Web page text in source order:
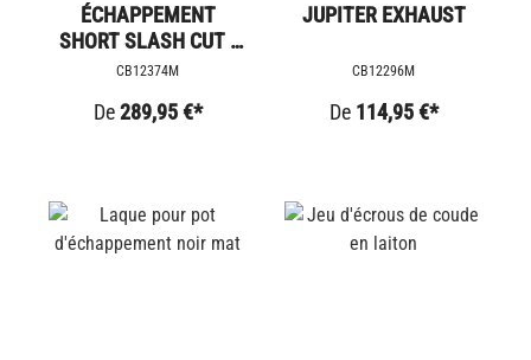
ÉCHAPPEMENT
SHORT SLASH CUT -
BOBBER / SPEEDM
CB12374M
De289,95 €*
JUPITER EXHAUST
CB12296M
De 114,95 €*